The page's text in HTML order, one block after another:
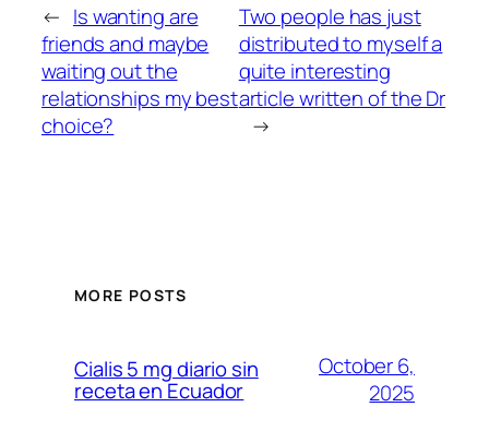
← Is wanting are
friends and maybe
waiting out the
relationships my best
choice?
Two people has just
distributed to myself a
quite interesting
article written of the Dr
→
MORE POSTS
Cialis 5 mg diario sin
receta en Ecuador
October 6,
2025